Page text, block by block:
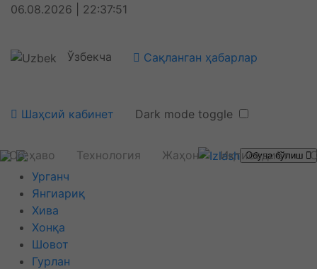
06.08.2026 | 22:37:51
Ўзбекча Сақланган ҳабарлар
Шаҳсий кабинет Dark mode toggle
Об-ҳаво Технология Жаҳон Иқтисодиёт
Обуна бўлиш
Урганч
Янгиариқ
Хива
Хонқа
Шовот
Гурлан